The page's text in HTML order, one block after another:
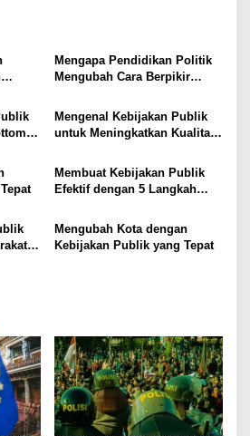
Mengapa Pendidikan Politik
Mengubah Cara Berpikir
Mengenal Kebijakan Publik
untuk Meningkatkan Kualitas
Membuat Kebijakan Publik
Efektif dengan 5 Langkah
Mengubah Kota dengan
Kebijakan Publik yang Tepat